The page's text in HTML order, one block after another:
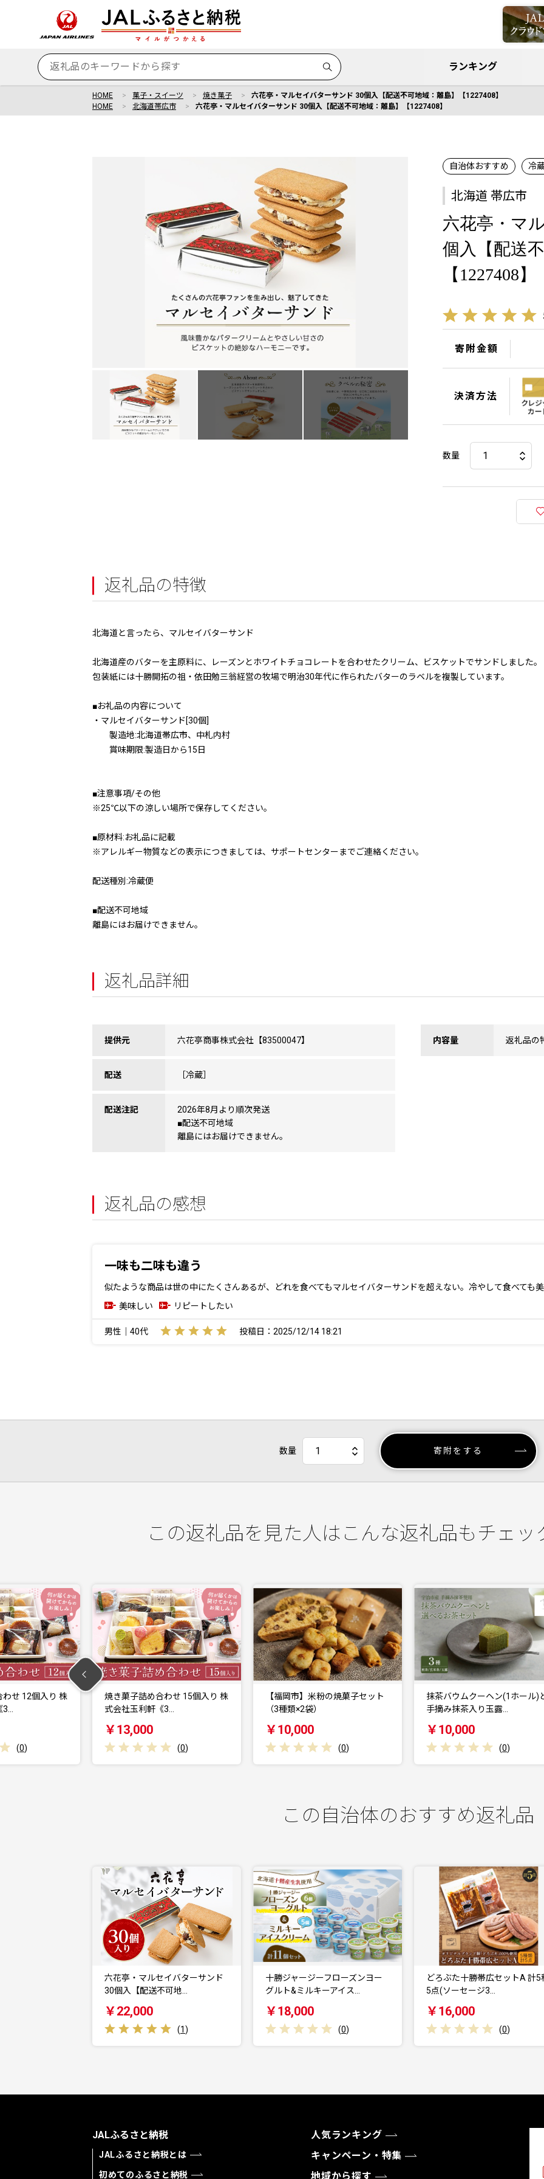
ランキング
HOME 菓子・スイーツ 焼き菓子
六花亭・マルセイバターサンド 30個入【配送不可地域：離島】【1227408】
HOME
北海道帯広市 六花亭・マルセイバターサンド 30個入【配送不可地域：離島】【1227408】
自治体おすすめ 冷
北海道 帯広市
六花亭・マ
個入【配送
【1227408】
寄附金額
決済方法
数量
返礼品の特徴
北海道と言ったら、マルセイバターサンド
北海道産のバターを主原料に、レーズンとホワイトチョコレートを合わせたクリーム、ビスケットでサンドしました。
包装紙には十勝開拓の祖・依田勉三翁経営の牧場で明治30年代に作られたバターのラベルを複製しています。
■お礼品の内容について
・マルセイバターサンド[30個]
製造地:北海道帯広市、中札内村
賞味期限:製造日から15日
■注意事項/その他
※25℃以下の涼しい場所で保存してください。
■原材料:お礼品に記載
※アレルギー物質などの表示につきましては、サポートセンターまでご連絡ください。
配送種別:冷蔵便
■配送不可地域
離島にはお届けできません。
返礼品詳細
提供元 六花亭商事株式会社【83500047】
配送 ［冷蔵］
配送注記
2026年8月より順次発送
■配送不可地域
離島にはお届けできません。
内容量 返礼品の
返礼品の感想
一味も二味も違う
似たような商品は世の中にたくさんあるが、どれを食べてもマルセイバターサンドを超えない。冷やして食べても
美味しい
リピートしたい
男性｜40代 投稿日：2025/12/14 18:21
数量 寄附をする
この返礼品を見た人はこんな返礼品もチェッ
合わせ 15個入り 株
《3…
【福岡市】米粉の焼菓子セット
（3種類×2袋）
￥10,000
抹茶バウムクーヘン(1ホール)と
手摘み抹茶入り玉露…
￥10,000
抹茶バウムクーヘン(1ホー
手摘み抹茶入り玄米…
￥10,000
この自治体のおすすめ返礼品
六花亭・マルセイバターサンド
30個入【配送不可地…
￥22,000
(1)
十勝ジャージーフローズンヨー
グルト&ミルキーアイス…
￥18,000
(0)
どろぶた十勝帯広セットA 計5
5点(ソーセージ3…
￥16,000
(0)
JALふるさと納税
JALふるさと納税とは
初めてのふるさと納税
人気ランキング
キャンペーン・特集
地域から探す